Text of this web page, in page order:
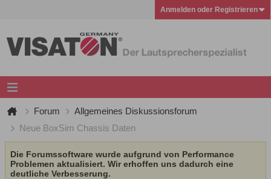
Anmelden oder Registrieren
Forum
Allgemeines Diskussionsforum
Neue BoxSim Chassis Daten
Die Forumssoftware wurde aufgrund von Performance
Problemen aktualisiert. Wir erhoffen uns dadurch eine
deutliche Verbesserung.